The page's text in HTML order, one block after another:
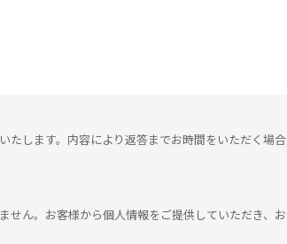
たします。内容により返答までお時間をいただく場合
せん。お客様から個人情報をご提供していただき、お